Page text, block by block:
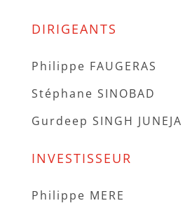
DIRIGEANTS
Philippe FAUGERAS
Stéphane SINOBAD
Gurdeep SINGH JUNEJA
INVESTISSEUR
Philippe MERE